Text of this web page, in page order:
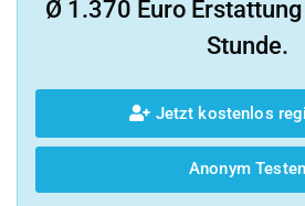
Ø 1.370 Euro
Stunde.
Jetzt kostenlos
Anonym Testen